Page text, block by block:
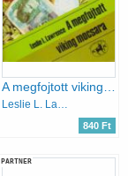
Leslie L. Lawrence
840 Ft
PARTNER